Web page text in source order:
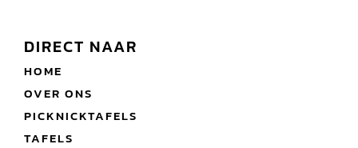
DIRECT NAAR
HOME
OVER ONS
PICKNICKTAFELS
TAFELS